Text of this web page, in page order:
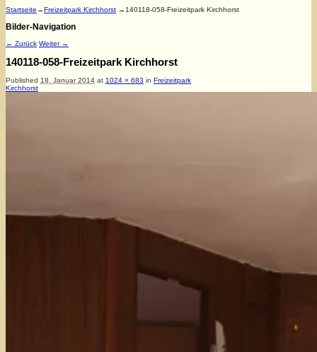
Startseite →Freizeitpark Kirchhorst →140118-058-Freizeitpark Kirchhorst
Bilder-Navigation
← Zurück Weiter →
140118-058-Freizeitpark Kirchhorst
Published 18. Januar 2014 at 1024 × 683 in Freizeitpark
Kirchhorst